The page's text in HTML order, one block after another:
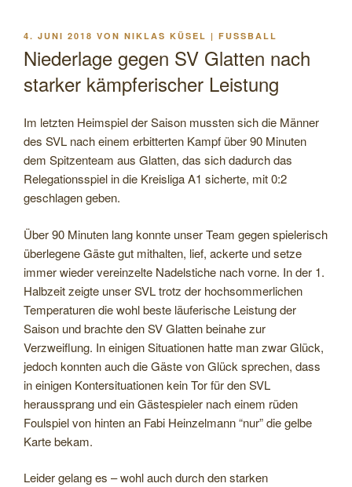
VERÖFFENTLICHT
4. JUNI 2018 VON NIKLAS KÜSEL | FUSSBALL
Niederlage gegen SV Glatten nach
starker kämpferischer Leistung
Im letzten Heimspiel der Saison mussten sich die Männer
des SVL nach einem erbitterten Kampf über 90 Minuten
dem Spitzenteam aus Glatten, das sich dadurch das
Relegationsspiel in die Kreisliga A1 sicherte, mit 0:2
geschlagen geben.
Über 90 Minuten lang konnte unser Team gegen spielerisch
überlegene Gäste gut mithalten, lief, ackerte und setze
immer wieder vereinzelte Nadelstiche nach vorne. In der 1.
Halbzeit zeigte unser SVL trotz der hochsommerlichen
Temperaturen die wohl beste läuferische Leistung der
Saison und brachte den SV Glatten beinahe zur
Verzweiflung. In einigen Situationen hatte man zwar Glück,
jedoch konnten auch die Gäste von Glück sprechen, dass
in einigen Kontersituationen kein Tor für den SVL
heraussprang und ein Gästespieler nach einem rüden
Foulspiel von hinten an Fabi Heinzelmann “nur” die gelbe
Karte bekam.
Leider gelang es – wohl auch durch den starken